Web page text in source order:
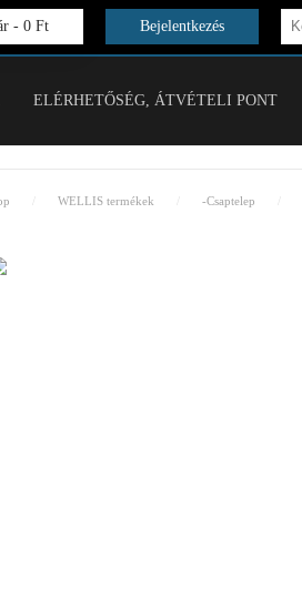
- 0 Ft Bejelentkezés
ELÉRHETŐSÉG, ÁTVÉTELI PONT
WELLIS termékek -Csaptelep